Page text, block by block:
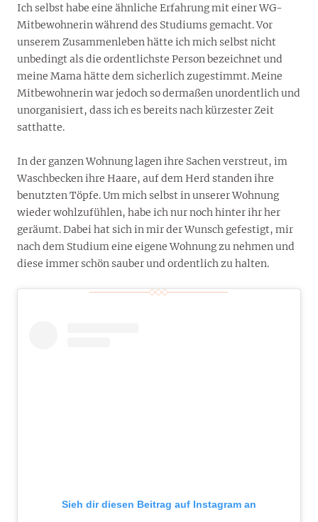
Ich selbst habe eine ähnliche Erfahrung mit einer WG-
Mitbewohnerin während des Studiums gemacht. Vor
unserem Zusammenleben hätte ich mich selbst nicht
unbedingt als die ordentlichste Person bezeichnet und
meine Mama hätte dem sicherlich zugestimmt. Meine
Mitbewohnerin war jedoch so dermaßen unordentlich und
unorganisiert, dass ich es bereits nach kürzester Zeit
satthatte.
In der ganzen Wohnung lagen ihre Sachen verstreut, im
Waschbecken ihre Haare, auf dem Herd standen ihre
benutzten Töpfe. Um mich selbst in unserer Wohnung
wieder wohlzufühlen, habe ich nur noch hinter ihr her
geräumt. Dabei hat sich in mir der Wunsch gefestigt, mir
nach dem Studium eine eigene Wohnung zu nehmen und
diese immer schön sauber und ordentlich zu halten.
Sieh dir diesen Beitrag auf Instagram an